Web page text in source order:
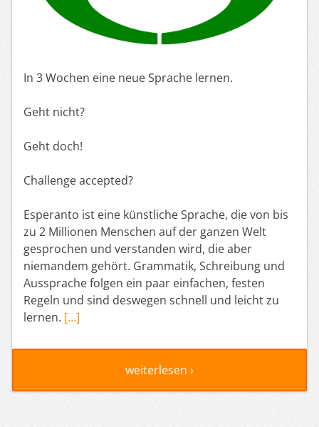
In 3 Wochen eine neue Sprache lernen.
Geht nicht?
Geht doch!
Challenge accepted?
Esperanto ist eine künstliche Sprache, die von bis
zu 2 Millionen Menschen auf der ganzen Welt
gesprochen und verstanden wird, die aber
niemandem gehört. Grammatik, Schreibung und
Aussprache folgen ein paar einfachen, festen
Regeln und sind deswegen schnell und leicht zu
lernen. […]
weiterlesen ›